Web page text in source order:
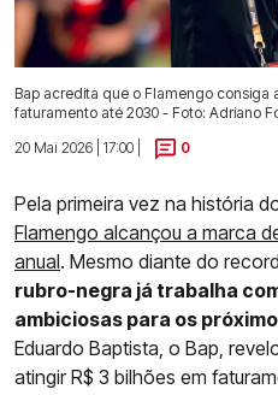
Bap acredita que o Flamengo consiga
faturamento até 2030 - Foto: Adriano
20 Mai 2026 | 17:00 |
0
Pela primeira vez na história
Flamengo alcançou a marca
anual. Mesmo diante do
rubro-negra já trabalha
ambiciosas para os
Eduardo Baptista, o Bap,
atingir R$ 3 bilhões em